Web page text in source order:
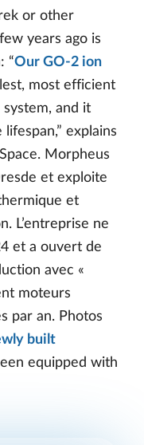
or other
years ago is
“Our GO-2 ion
most efficient
and it
explains
Morpheus
et exploite
et
L’entreprise ne
et a ouvert de
avec «
moteurs
par an. Photos
built
equipped with